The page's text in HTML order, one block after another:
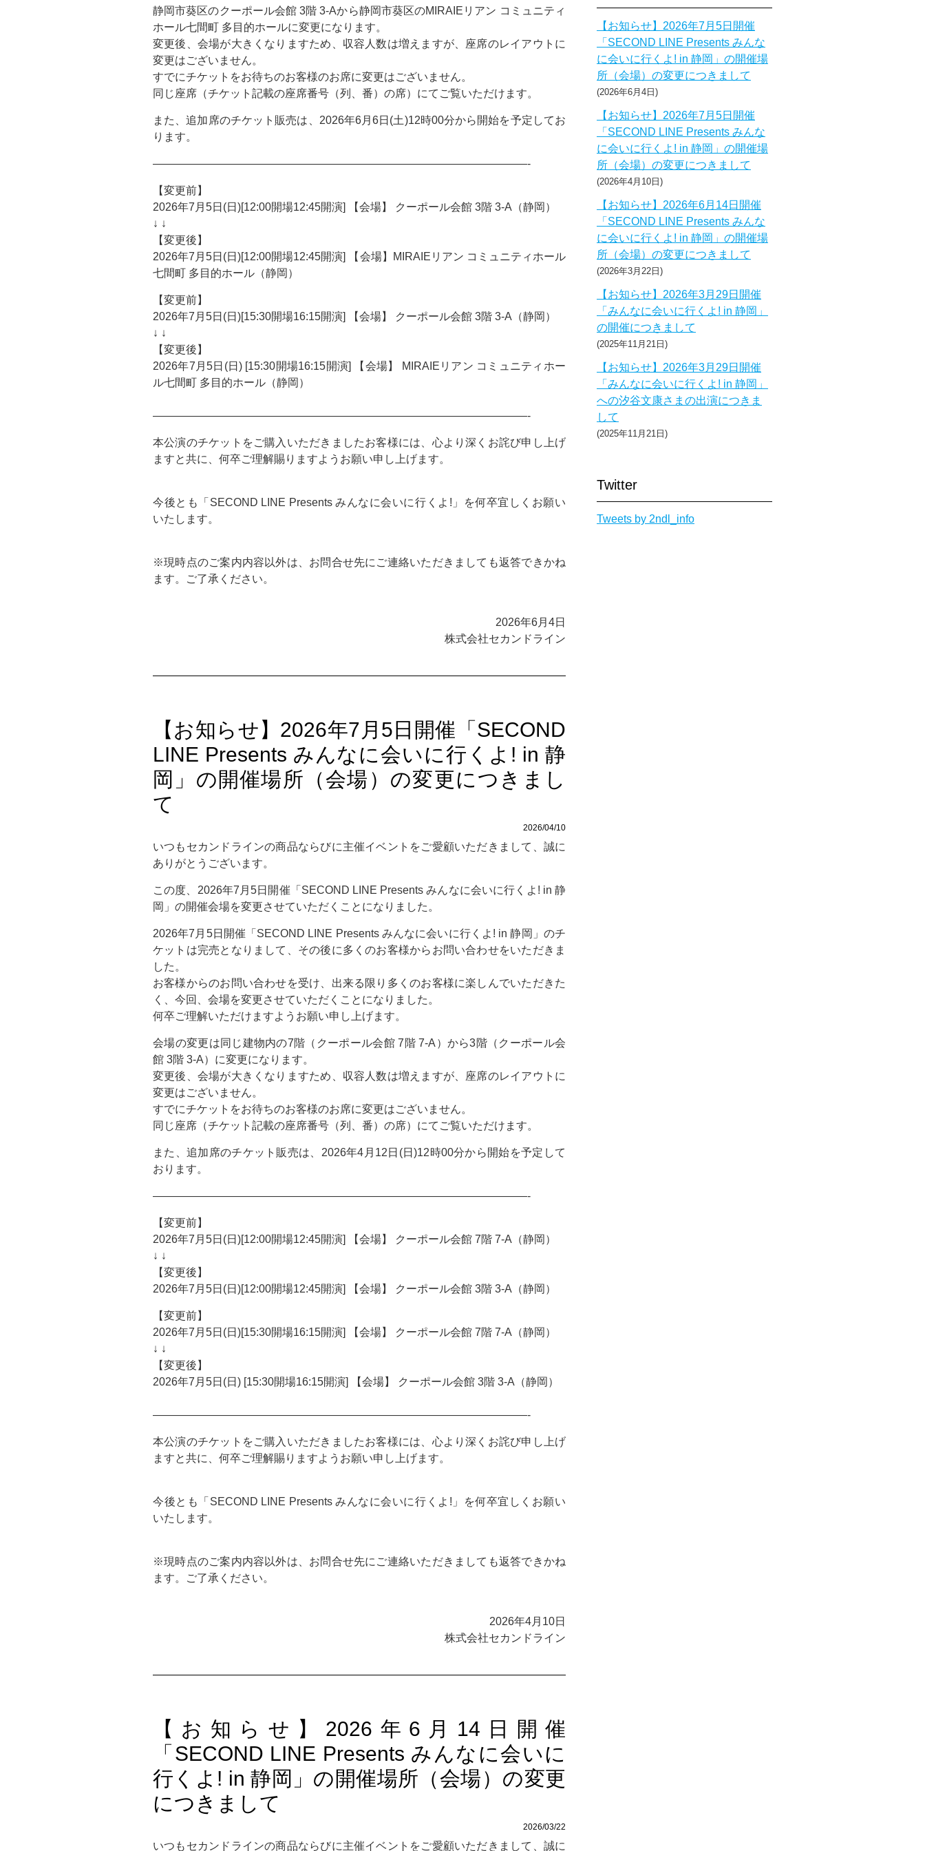
静岡市葵区のクーポール会館 3階 3-Aから静岡市葵区のMIRAIEリアン コミュニティ
ホール七間町 多目的ホールに変更になります。
変更後、会場が大きくなりますため、収容人数は増えますが、座席のレイアウトに
変更はございません。
すでにチケットをお待ちのお客様のお席に変更はございません。
同じ座席（チケット記載の座席番号（列、番）の席）にてご覧いただけます。
また、追加席のチケット販売は、2026年6月6日(土)12時00分から開始を予定してお
ります。
——————————————————————————————————-
【変更前】
2026年7月5日(日)[12:00開場12:45開演] 【会場】 クーポール会館 3階 3-A（静岡）
↓ ↓
【変更後】
2026年7月5日(日)[12:00開場12:45開演] 【会場】MIRAIEリアン コミュニティホール
七間町 多目的ホール（静岡）
【変更前】
2026年7月5日(日)[15:30開場16:15開演] 【会場】 クーポール会館 3階 3-A（静岡）
↓ ↓
【変更後】
2026年7月5日(日) [15:30開場16:15開演] 【会場】 MIRAIEリアン コミュニティホー
ル七間町 多目的ホール（静岡）
——————————————————————————————————-
本公演のチケットをご購入いただきましたお客様には、心より深くお詫び申し上げ
ますと共に、何卒ご理解賜りますようお願い申し上げます。
今後とも「SECOND LINE Presents みんなに会いに行くよ!」を何卒宜しくお願い
いたします。
※現時点のご案内内容以外は、お問合せ先にご連絡いただきましても返答できかね
ます。ご了承ください。
2026年6月4日
株式会社セカンドライン
【お知らせ】2026年7月5日開催「SECOND
LINE Presents みんなに会いに行くよ! in 静
岡」の開催場所（会場）の変更につきまし
て
2026/04/10
いつもセカンドラインの商品ならびに主催イベントをご愛顧いただきまして、誠に
ありがとうございます。
この度、2026年7月5日開催「SECOND LINE Presents みんなに会いに行くよ! in 静
岡」の開催会場を変更させていただくことになりました。
2026年7月5日開催「SECOND LINE Presents みんなに会いに行くよ! in 静岡」のチ
ケットは完売となりまして、その後に多くのお客様からお問い合わせをいただきま
した。
お客様からのお問い合わせを受け、出来る限り多くのお客様に楽しんでいただきた
く、今回、会場を変更させていただくことになりました。
何卒ご理解いただけますようお願い申し上げます。
会場の変更は同じ建物内の7階（クーポール会館 7階 7-A）から3階（クーポール会
館 3階 3-A）に変更になります。
変更後、会場が大きくなりますため、収容人数は増えますが、座席のレイアウトに
変更はございません。
すでにチケットをお待ちのお客様のお席に変更はございません。
同じ座席（チケット記載の座席番号（列、番）の席）にてご覧いただけます。
また、追加席のチケット販売は、2026年4月12日(日)12時00分から開始を予定して
おります。
——————————————————————————————————-
【変更前】
2026年7月5日(日)[12:00開場12:45開演] 【会場】 クーポール会館 7階 7-A（静岡）
↓ ↓
【変更後】
2026年7月5日(日)[12:00開場12:45開演] 【会場】 クーポール会館 3階 3-A（静岡）
【変更前】
2026年7月5日(日)[15:30開場16:15開演] 【会場】 クーポール会館 7階 7-A（静岡）
↓ ↓
【変更後】
2026年7月5日(日) [15:30開場16:15開演] 【会場】 クーポール会館 3階 3-A（静岡）
——————————————————————————————————-
本公演のチケットをご購入いただきましたお客様には、心より深くお詫び申し上げ
ますと共に、何卒ご理解賜りますようお願い申し上げます。
今後とも「SECOND LINE Presents みんなに会いに行くよ!」を何卒宜しくお願い
いたします。
※現時点のご案内内容以外は、お問合せ先にご連絡いただきましても返答できかね
ます。ご了承ください。
2026年4月10日
株式会社セカンドライン
【お知らせ】2026年6月14日開催
「SECOND LINE Presents みんなに会いに
行くよ! in 静岡」の開催場所（会場）の変更
につきまして
2026/03/22
いつもセカンドラインの商品ならびに主催イベントをご愛顧いただきまして、誠に
【お知らせ】2026年7月5日開催
「SECOND LINE Presents みんな
に会いに行くよ! in 静岡」の開催場
所（会場）の変更につきまして
2026年6月4日
【お知らせ】2026年7月5日開催
「SECOND LINE Presents みんな
に会いに行くよ! in 静岡」の開催場
所（会場）の変更につきまして
2026年4月10日
【お知らせ】2026年6月14日開催
「SECOND LINE Presents みんな
に会いに行くよ! in 静岡」の開催場
所（会場）の変更につきまして
2026年3月22日
【お知らせ】2026年3月29日開催
「みんなに会いに行くよ! in 静岡」
の開催につきまして
2025年11月21日
【お知らせ】2026年3月29日開催
「みんなに会いに行くよ! in 静岡」
への汐谷文康さまの出演につきま
して
2025年11月21日
Twitter
Tweets by 2ndl_info